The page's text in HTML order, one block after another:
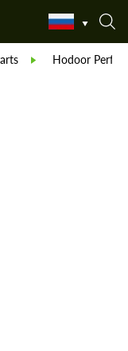
Hodoor